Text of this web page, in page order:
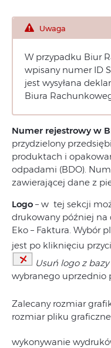
Uwaga
W przypadku Biur
wpisany numer ID
jest wysyłana
Biura
Numer rejestrowy w
przydzielony
produktach i
odpadami (BDO).
zawierającej dane z
Logo – w tej sekcji
drukowany później
Eko – Faktura. Wybór
jest po kliknięciu
Usuń logo z bazy
wybranego uprzednio
Zalecany rozmiar
rozmiar pliku
wykonywanie